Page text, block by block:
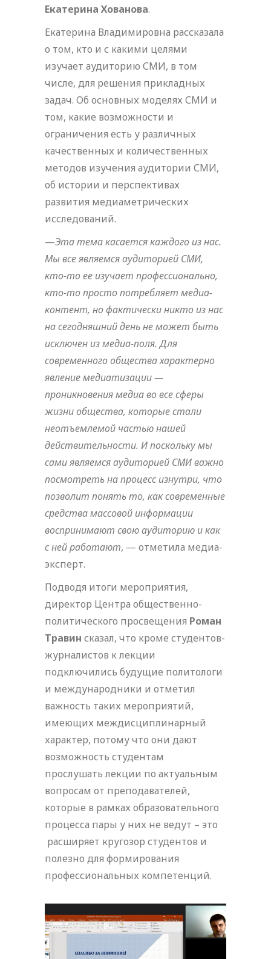
Екатерина Хованова.
Екатерина Владимировна рассказала
о том, кто и с какими целями
изучает аудиторию СМИ, в том
числе, для решения прикладных
задач. Об основных моделях СМИ и
том, какие возможности и
ограничения есть у различных
качественных и количественных
методов изучения аудитории СМИ,
об истории и перспективах
развития медиаметрических
исследований.
—Эта тема касается каждого из нас.
Мы все являемся аудиторией СМИ,
кто-то ее изучает профессионально,
кто-то просто потребляет медиа-
контент, но фактически никто из нас
на сегодняшний день не может быть
исключен из медиа-поля. Для
современного общества характерно
явление медиатизации —
проникновения медиа во все сферы
жизни общества, которые стали
неотъемлемой частью нашей
действительности. И поскольку мы
сами являемся аудиторией СМИ важно
посмотреть на процесс изнутри, что
позволит понять то, как современные
средства массовой информации
воспринимают свою аудиторию и как
с ней работают, — отметила медиа-
эксперт.
Подводя итоги мероприятия,
директор Центра общественно-
политического просвещения Роман
Травин сказал, что кроме студентов-
журналистов к лекции
подключились будущие политологи
и международники и отметил
важность таких мероприятий,
имеющих междисциплинарный
характер, потому что они дают
возможность студентам
прослушать лекции по актуальным
вопросам от преподавателей,
которые в рамках образовательного
процесса пары у них не ведут – это
расширяет кругозор студентов и
полезно для формирования
профессиональных компетенций.